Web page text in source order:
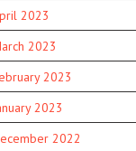
2023
2023
2023
2023
2022